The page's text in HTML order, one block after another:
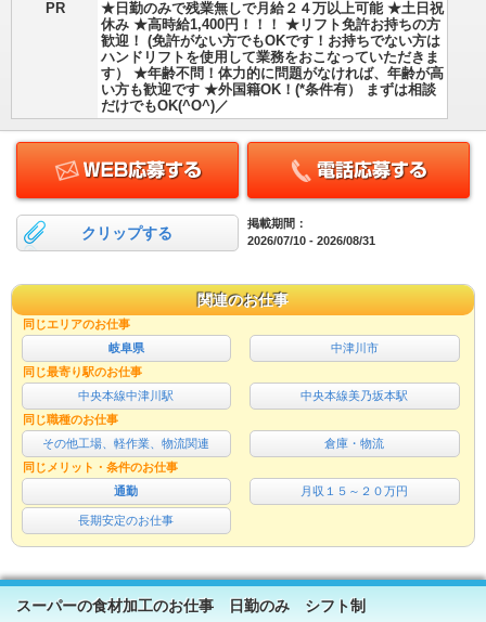
PR
★日勤のみで残業無しで月給２４万以上可能 ★土日祝
休み ★高時給1,400円！！！ ★リフト免許お持ちの方
歓迎！ (免許がない方でもOKです！お持ちでない方は
ハンドリフトを使用して業務をおこなっていただきま
す） ★年齢不問！体力的に問題がなければ、年齢が高
い方も歓迎です ★外国籍OK！(*条件有） まずは相談
だけでもOK(^O^)／
クリップする
掲載期間：
2026/07/10 - 2026/08/31
関連のお仕事
同じエリアのお仕事
岐阜県
中津川市
同じ最寄り駅のお仕事
中央本線中津川駅
中央本線美乃坂本駅
同じ職種のお仕事
その他工場、軽作業、物流関連
倉庫・物流
同じメリット・条件のお仕事
通勤
月収１５～２０万円
長期安定のお仕事
スーパーの食材加工のお仕事 日勤のみ シフト制